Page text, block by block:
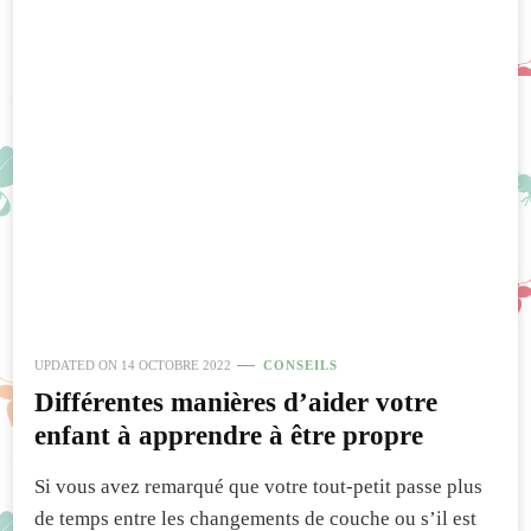
UPDATED ON 14 OCTOBRE 2022 CONSEILS
Différentes manières d’aider votre
enfant à apprendre à être propre
Si vous avez remarqué que votre tout-petit passe plus
de temps entre les changements de couche ou s’il est